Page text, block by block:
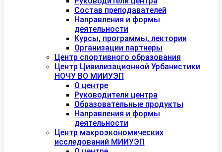
Состав преподавателей
Направления и формы
деятельности
Курсы, программы, лектории
Организации партнеры
Центр спортивного образования
Центр Цивилизационной Урбанистики
НОЧУ ВО МИИУЭП
О центре
Руководители центра
Образовательные продукты
Направления и формы
деятельности
Центр макроэкономических
исследований МИИУЭП